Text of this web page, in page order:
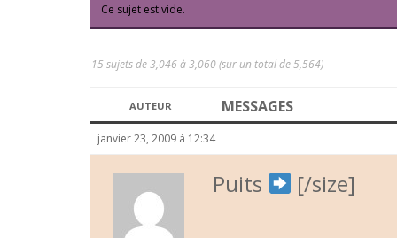
Ce sujet est vide.
15 sujets de 3,046 à 3,060 (sur un total de 5,564)
AUTEUR MESSAGES
janvier 23, 2009 à 12:34
Puits [/size]